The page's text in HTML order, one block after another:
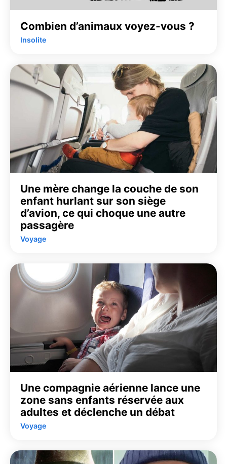
Combien d’animaux voyez-vous ?
Insolite
Une mère change la couche de son
enfant hurlant sur son siège
d’avion, ce qui choque une autre
passagère
Voyage
Une compagnie aérienne lance une
zone sans enfants réservée aux
adultes et déclenche un débat
Voyage